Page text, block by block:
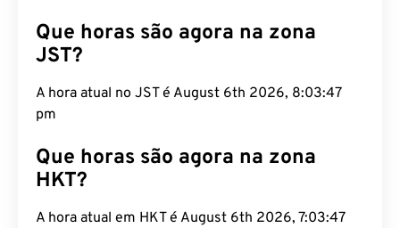
Que horas são agora na zona
JST?
A hora atual no JST é August 6th 2026, 8:03:48
pm
Que horas são agora na zona
HKT?
A hora atual em HKT é August 6th 2026, 7:03:48